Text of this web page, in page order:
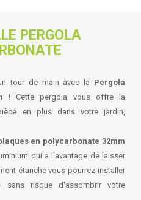
PERGOLA
tour de main avec la Pergola
! Cette pergola vous offre la
en plus dans votre jardin,
en polycarbonate 32mm
qui a l'avantage de laisser
étanche vous pourrez installer
sans risque d'assombrir votre